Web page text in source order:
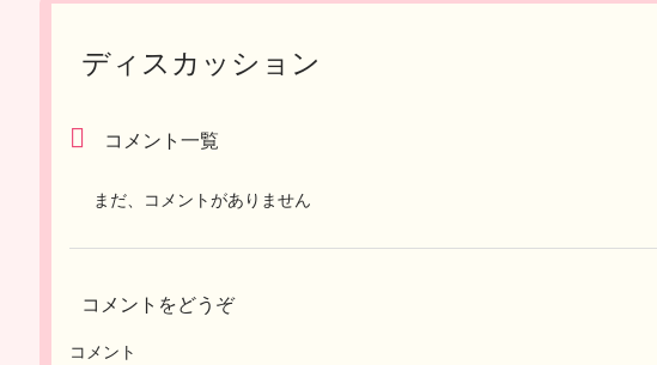
ディスカッション
コメント一覧
まだ、コメントがありません
コメントをどうぞ
コメント